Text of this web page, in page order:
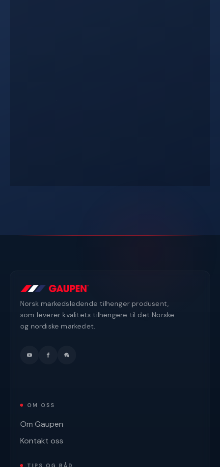
Norsk markedsledende tilhenger produsent,
som leverer kvalitets tilhengere til det Norske
og nordiske markedet.
OM OSS
Om Gaupen
Kontakt oss
TIPS OG RÅD